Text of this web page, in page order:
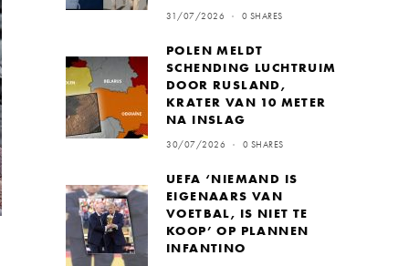
31/07/2026 0 SHARES
POLEN MELDT
SCHENDING LUCHTRUIM
DOOR RUSLAND,
KRATER VAN 10 METER
NA INSLAG
30/07/2026 0 SHARES
UEFA ‘NIEMAND IS
EIGENAARS VAN
VOETBAL, IS NIET TE
KOOP’ OP PLANNEN
INFANTINO